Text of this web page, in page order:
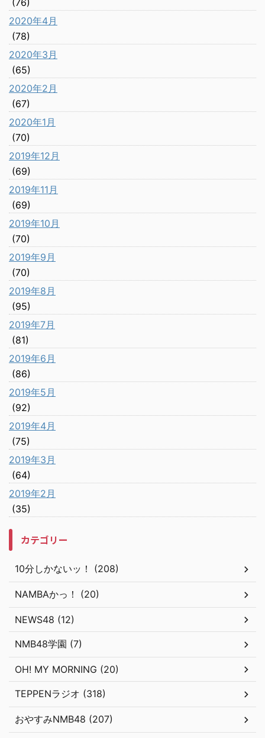
(76)
2020年4月
(78)
2020年3月
(65)
2020年2月
(67)
2020年1月
(70)
2019年12月
(69)
2019年11月
(69)
2019年10月
(70)
2019年9月
(70)
2019年8月
(95)
2019年7月
(81)
2019年6月
(86)
2019年5月
(92)
2019年4月
(75)
2019年3月
(64)
2019年2月
(35)
カテゴリー
10分しかないッ！ (208)
NAMBAかっ！ (20)
NEWS48 (12)
NMB48学園 (7)
OH! MY MORNING (20)
TEPPENラジオ (318)
おやすみNMB48 (207)